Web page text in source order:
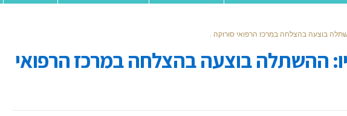
בוצעה בהצלחה במרכז הרפואי סורוקה .
ההשתלה בוצעה בהצלחה במרכז הרפואי